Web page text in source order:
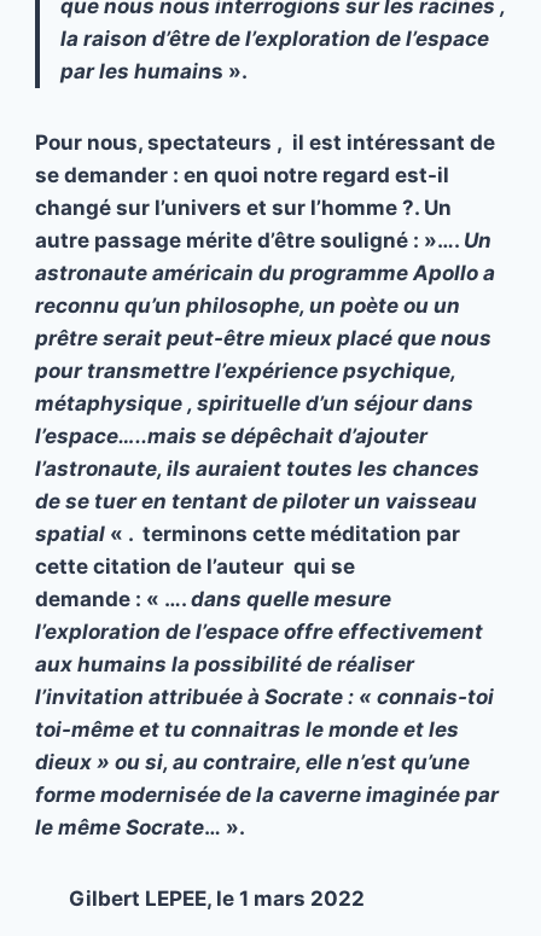
que nous nous interrogions sur les racines ,
la raison d’être de l’exploration de l’espace
par les humains ».
Pour nous, spectateurs , il est intéressant de
se demander : en quoi notre regard est-il
changé sur l’univers et sur l’homme ?. Un
autre passage mérite d’être souligné : »…. Un
astronaute américain du programme Apollo a
reconnu qu’un philosophe, un poète ou un
prêtre serait peut-être mieux placé que nous
pour transmettre l’expérience psychique,
métaphysique , spirituelle d’un séjour dans
l’espace…..mais se dépêchait d’ajouter
l’astronaute, ils auraient toutes les chances
de se tuer en tentant de piloter un vaisseau
spatial« . terminons cette méditation par
cette citation de l’auteur qui se
demande : « …. dans quelle mesure
l’exploration de l’espace offre effectivement
aux humains la possibilité de réaliser
l’invitation attribuée à Socrate : « connais-toi
toi-même et tu connaitras le monde et les
dieux » ou si, au contraire, elle n’est qu’une
forme modernisée de la caverne imaginée par
le même Socrate… ».
Gilbert LEPEE, le 1 mars 2022